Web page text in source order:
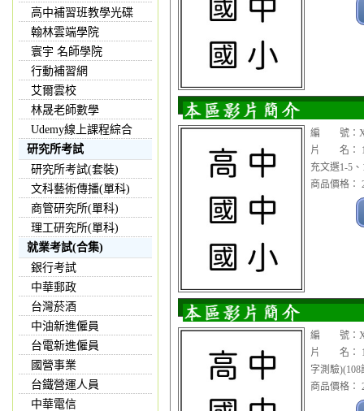
高中補習班教學光碟
翰林雲端學院
寰宇 名師學院
行動補習網
艾爾雲校
林晟老師數學
Udemy線上課程綜合
研究所考試
研究所考試(套裝)
文科藝術傳播(單科)
商管研究所(單科)
理工研究所(單科)
就業考試(合集)
銀行考試
中華郵政
台灣菸酒
中油新進僱員
台電新進僱員
國營事業
台鐵營運人員
中華電信
編 號：
片 名：
充文選1-5
商品價格：
編 號：
片 名：
字測驗
商品價格：